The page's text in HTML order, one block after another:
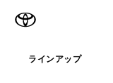
ラインアップ